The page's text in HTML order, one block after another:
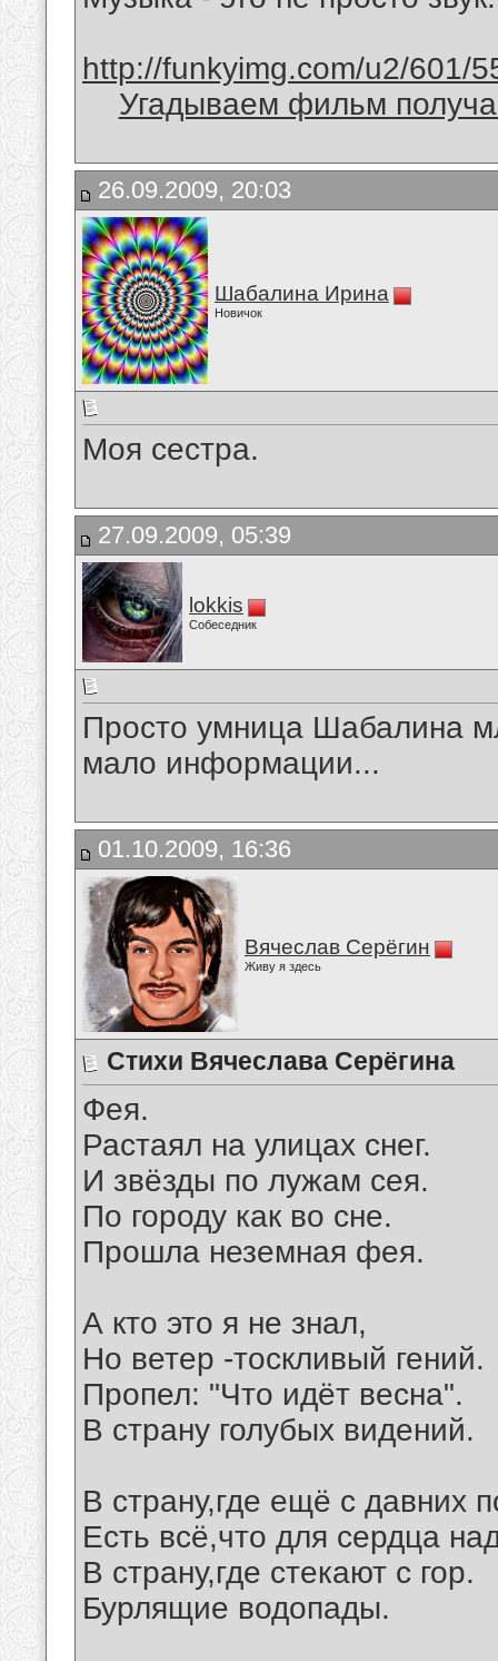
http://funkyimg.com/u2/601/
Угадываем фильм
26.09.2009, 20:03
Шабалина Ирина
Новичок
Моя сестра.
27.09.2009, 05:39
lokkis
Собеседник
Просто умница Шабалина
мало информации...
01.10.2009, 16:36
Вячеслав Серёгин
Живу я здесь
Стихи Вячеслава Серёгина
Фея.
Растаял на улицах снег.
И звёзды по лужам сея.
По городу как во сне.
Прошла неземная фея.
А кто это я не знал,
Но ветер -тоскливый гений.
Пропел: "Что идёт весна".
В страну голубых видений.
В страну,где ещё с давних
Есть всё,что для сердца
В страну,где стекают с гор.
Бурлящие водопады.